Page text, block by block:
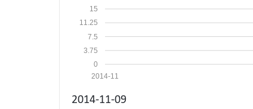
0
3.75
7.5
11.25
15
2014-11
2014-11-09